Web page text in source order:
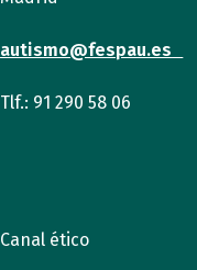
autismo@fespau.es
Tlf.: 91 290 58 06
Canal ético